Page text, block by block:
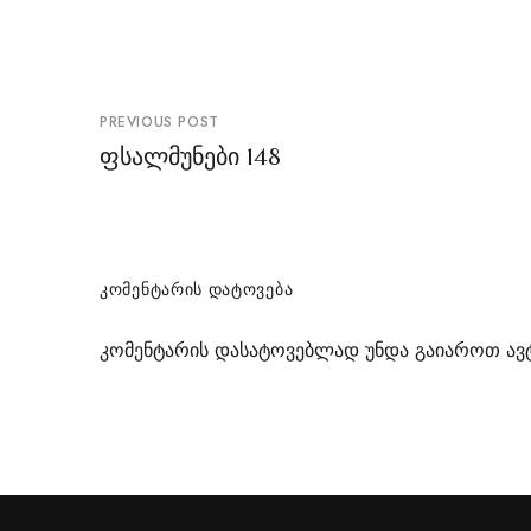
პოსტის
ნავიგაცია
PREVIOUS POST
ფსალმუნები 148
ᲙᲝᲛᲔᲜᲢᲐᲠᲘᲡ ᲓᲐᲢᲝᲕᲔᲑᲐ
კომენტარის დასატოვებლად უნდა გაიაროთ